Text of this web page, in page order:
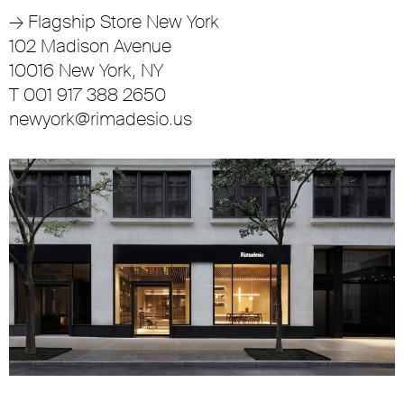
→ Flagship Store New York
102 Madison Avenue
10016 New York, NY
T 001 917 388 2650
newyork@rimadesio.us